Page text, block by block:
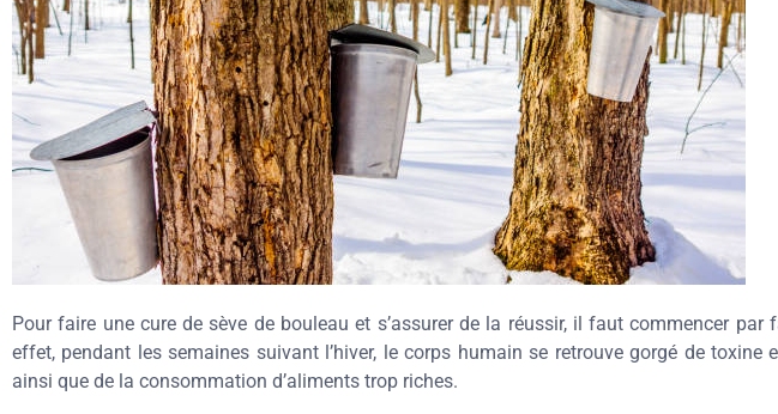
Pour faire une cure de sève de bouleau et s’assurer de la réussir, il faut commencer
effet, pendant les semaines suivant l’hiver, le corps humain se retrouve gorgé de
ainsi que de la consommation d’aliments trop riches.